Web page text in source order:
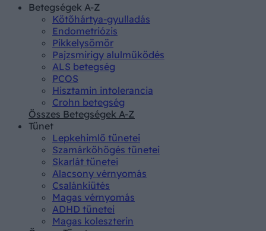
Betegségek A-Z
Kötőhártya-gyulladás
Endometriózis
Pikkelysömör
Pajzsmirigy alulműködés
ALS betegség
PCOS
Hisztamin intolerancia
Crohn betegség
Összes Betegségek A-Z
Tünet
Lepkehimlő tünetei
Szamárköhögés tünetei
Skarlát tünetei
Alacsony vérnyomás
Csalánkiütés
Magas vérnyomás
ADHD tünetei
Magas koleszterin